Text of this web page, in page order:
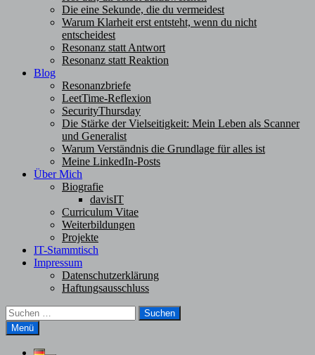
Die eine Sekunde, die du vermeidest
Warum Klarheit erst entsteht, wenn du nicht
entscheidest
Resonanz statt Antwort
Resonanz statt Reaktion
Blog
Resonanzbriefe
LeetTime-Reflexion
SecurityThursday
Die Stärke der Vielseitigkeit: Mein Leben als Scanner
und Generalist
Warum Verständnis die Grundlage für alles ist
Meine LinkedIn-Posts
Über Mich
Biografie
davisIT
Curriculum Vitae
Weiterbildungen
Projekte
IT-Stammtisch
Impressum
Datenschutzerklärung
Haftungsausschluss
Suchen
nach:
Menü